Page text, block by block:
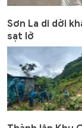
Sơn La di dời
sạt lở